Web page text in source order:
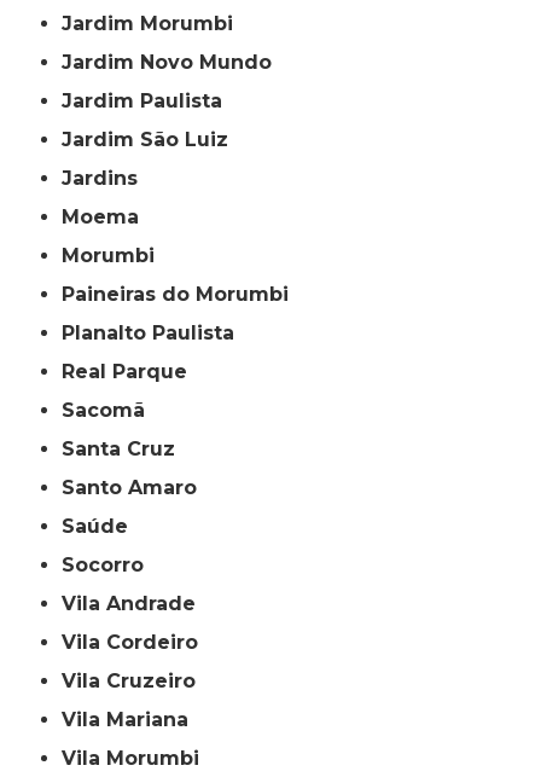
Jardim Morumbi
Jardim Novo Mundo
Jardim Paulista
Jardim São Luiz
Jardins
Moema
Morumbi
Paineiras do Morumbi
Planalto Paulista
Real Parque
Sacomã
Santa Cruz
Santo Amaro
Saúde
Socorro
Vila Andrade
Vila Cordeiro
Vila Cruzeiro
Vila Mariana
Vila Morumbi